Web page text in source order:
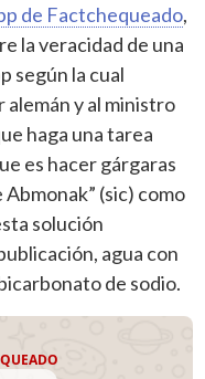
de Factchequeado,
la veracidad de una
según la cual
y al ministro
haga una tarea
es hacer gárgaras
(sic) como
solución
agua con
de sodio.